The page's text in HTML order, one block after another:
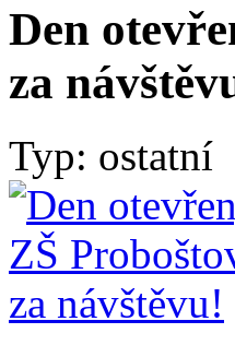
Den
za
Typ: ostatní